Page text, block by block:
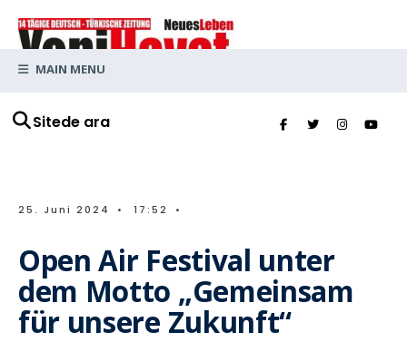
Sitede ara
MAIN MENU
25. Juni 2024 • 17:52 •
Open Air Festival unter
dem Motto „Gemeinsam
für unsere Zukunft“